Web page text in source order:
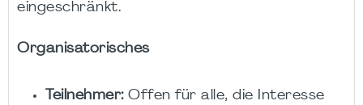
eingeschränkt.
Organisatorisches
Teilnehmer:Offen für alle, die Interesse